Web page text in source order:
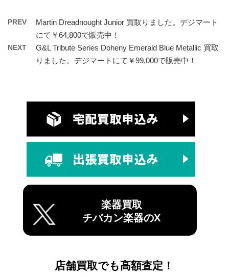
PREV
Martin Dreadnought Junior 買取りました。デジマート
にて￥64,800で販売中！
NEXT
G&L Tribute Series Doheny Emerald Blue Metallic 買取
りました。デジマートにて￥99,000で販売中！
楽器買取
チバカン楽器のX
店舗買取でも高額査定！